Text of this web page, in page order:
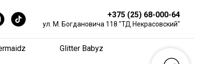
+375 (25) 68-000-64
ул. М. Богдановича 118 "ТД Некрасовский"
Glitter Babyz
+375 (25) 68-000-64
ул. М. Богдановича 118 "ТД Некрасовский"
Glitter Babyz